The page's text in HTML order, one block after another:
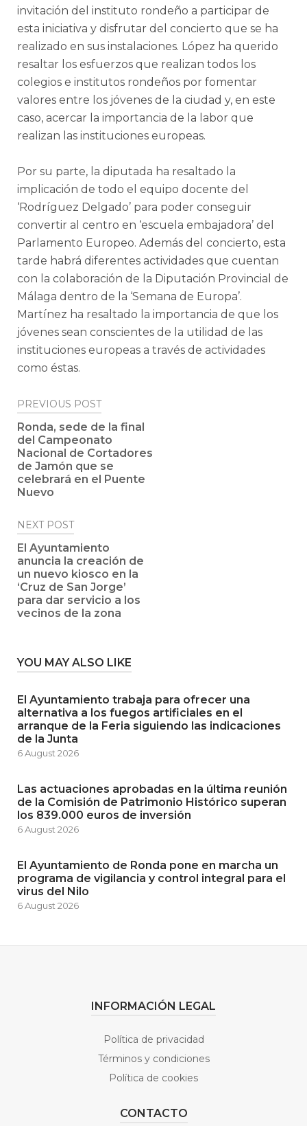
invitación del instituto rondeño a participar de
esta iniciativa y disfrutar del concierto que se ha
realizado en sus instalaciones. López ha querido
resaltar los esfuerzos que realizan todos los
colegios e institutos rondeños por fomentar
valores entre los jóvenes de la ciudad y, en este
caso, acercar la importancia de la labor que
realizan las instituciones europeas.
Por su parte, la diputada ha resaltado la
implicación de todo el equipo docente del
‘Rodríguez Delgado’ para poder conseguir
convertir al centro en ‘escuela embajadora’ del
Parlamento Europeo. Además del concierto, esta
tarde habrá diferentes actividades que cuentan
con la colaboración de la Diputación Provincial de
Málaga dentro de la ‘Semana de Europa’.
Martínez ha resaltado la importancia de que los
jóvenes sean conscientes de la utilidad de las
instituciones europeas a través de actividades
como éstas.
Post
navigation
PREVIOUS POST
Ronda, sede de la final
del Campeonato
Nacional de Cortadores
de Jamón que se
celebrará en el Puente
Nuevo
NEXT POST
El Ayuntamiento
anuncia la creación de
un nuevo kiosco en la
‘Cruz de San Jorge’
para dar servicio a los
vecinos de la zona
YOU MAY ALSO LIKE
El Ayuntamiento trabaja para ofrecer una
alternativa a los fuegos artificiales en el
arranque de la Feria siguiendo las indicaciones
de la Junta
6 August 2026
Las actuaciones aprobadas en la última reunión
de la Comisión de Patrimonio Histórico superan
los 839.000 euros de inversión
6 August 2026
El Ayuntamiento de Ronda pone en marcha un
programa de vigilancia y control integral para el
virus del Nilo
6 August 2026
INFORMACIÓN LEGAL
Política de privacidad
Términos y condiciones
Política de cookies
CONTACTO